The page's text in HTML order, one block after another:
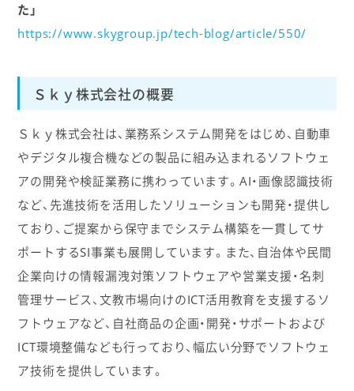
た」
https://www.skygroup.jp/tech-blog/article/550/
Ｓｋｙ株式会社の概要
Ｓｋｙ株式会社は、業務系システム開発をはじめ、自動車
やデジタル複合機などの製品に組み込まれるソフトウェ
アの開発や検証業務に携わっています。AI・画像認識技術
など、先進技術を活用したソリューションも開発・提供し
ており、ご提案から保守までシステム構築を一貫してサ
ポートするSI事業も展開しています。また、自治体や民間
企業向けの情報漏洩対策ソフトウェアや営業支援・名刺
管理サービス、文教市場向けのICT活用教育を支援するソ
フトウェアなど、自社商品の企画・開発・サポートおよび
ICT環境整備なども行っており、幅広い分野でソフトウェ
ア技術を提供しています。